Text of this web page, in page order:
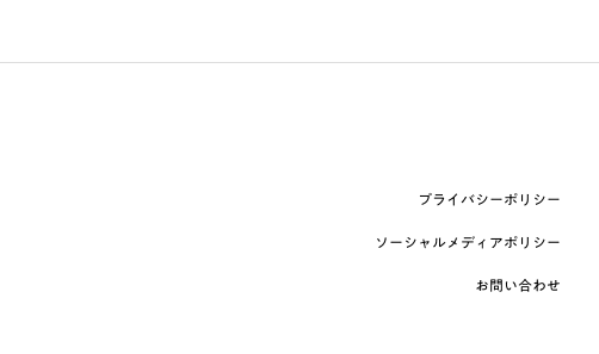
プライバシーポリシー
ソーシャルメディアポリシー
お問い合わせ